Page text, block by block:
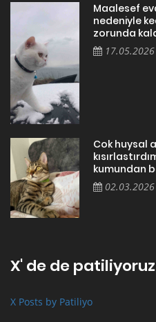
Maalesef
nedeniyle
zorunda
17.05.2026
Cok huysal
kumundan
02.03.2026
X' de de
X Posts by Patiliyo